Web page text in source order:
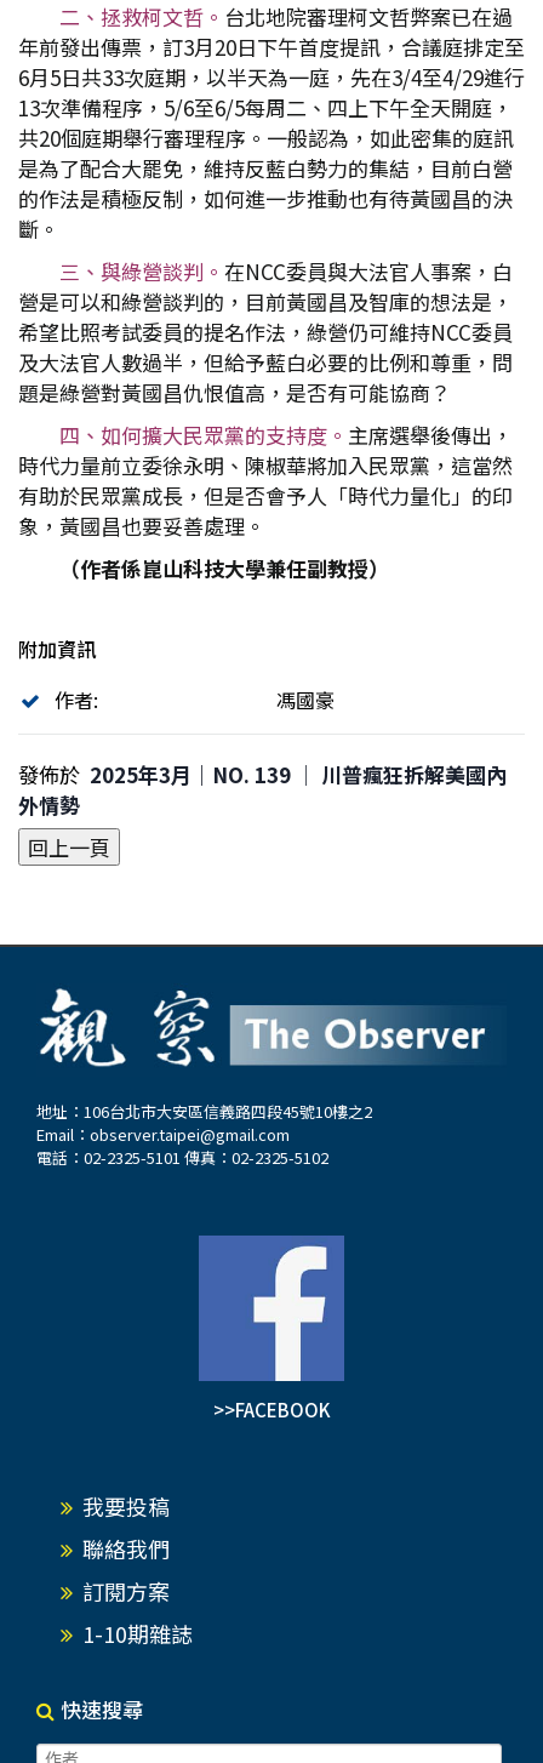
二、拯救柯文哲。 台北地院審理柯文哲弊案已在過
年前發出傳票，訂3月20日下午首度提訊，合議庭排定至
6月5日共33次庭期，以半天為一庭，先在3/4至4/29進行
13次準備程序，5/6至6/5每周二、四上下午全天開庭，
共20個庭期舉行審理程序。一般認為，如此密集的庭訊
是為了配合大罷免，維持反藍白勢力的集結，目前白營
的作法是積極反制，如何進一步推動也有待黃國昌的決
斷。
三、與綠營談判。 在NCC委員與大法官人事案，白
營是可以和綠營談判的，目前黃國昌及智庫的想法是，
希望比照考試委員的提名作法，綠營仍可維持NCC委員
及大法官人數過半，但給予藍白必要的比例和尊重，問
題是綠營對黃國昌仇恨值高，是否有可能協商？
四、如何擴大民眾黨的支持度。 主席選舉後傳出，
時代力量前立委徐永明、陳椒華將加入民眾黨，這當然
有助於民眾黨成長，但是否會予人「時代力量化」的印
象，黃國昌也要妥善處理。
（作者係崑山科技大學兼任副教授）
附加資訊
作者:
馮國豪
發佈於 2025年3月｜NO. 139 │ 川普瘋狂拆解美國內
外情勢
地址：106台北市大安區信義路四段45號10樓之2
Email： observer.taipei@gmail.com
電話：02-2325-5101 傳真：02-2325-5102
>>FACEBOOK
我要投稿
聯絡我們
訂閱方案
1-10期雜誌
快速搜尋